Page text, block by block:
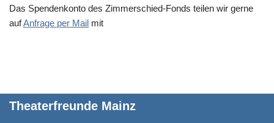
Das Spendenkonto des Zimmerschied-Fonds teilen wir gerne
aufAnfrage per Mail mit
Theaterfreunde Mainz